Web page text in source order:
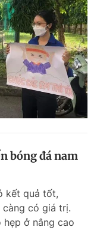
bóng đá nam
kết quả tốt,
có giá trị.
ở nâng cao